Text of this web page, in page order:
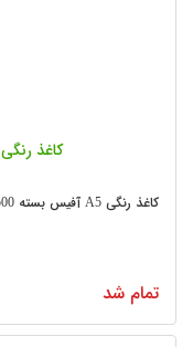
کاغذ رنگی A5 آفیس بسته 500 عددی
کاغذ رنگی A5 آفیس بسته 500 عددی
تمام شد